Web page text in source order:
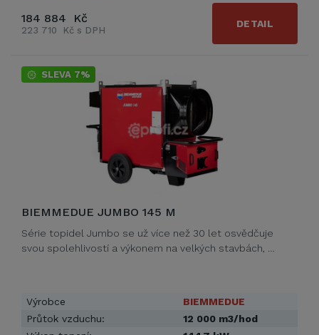
184 884 Kč
223 710 Kč s DPH
DETAIL
SLEVA 7%
BIEMMEDUE JUMBO 145 M
Série topidel Jumbo se už více než 30 let osvědčuje
svou spolehlivostí a výkonem na velkých stavbách, …
Výrobce
BIEMMEDUE
Průtok vzduchu:
12 000 m3/hod